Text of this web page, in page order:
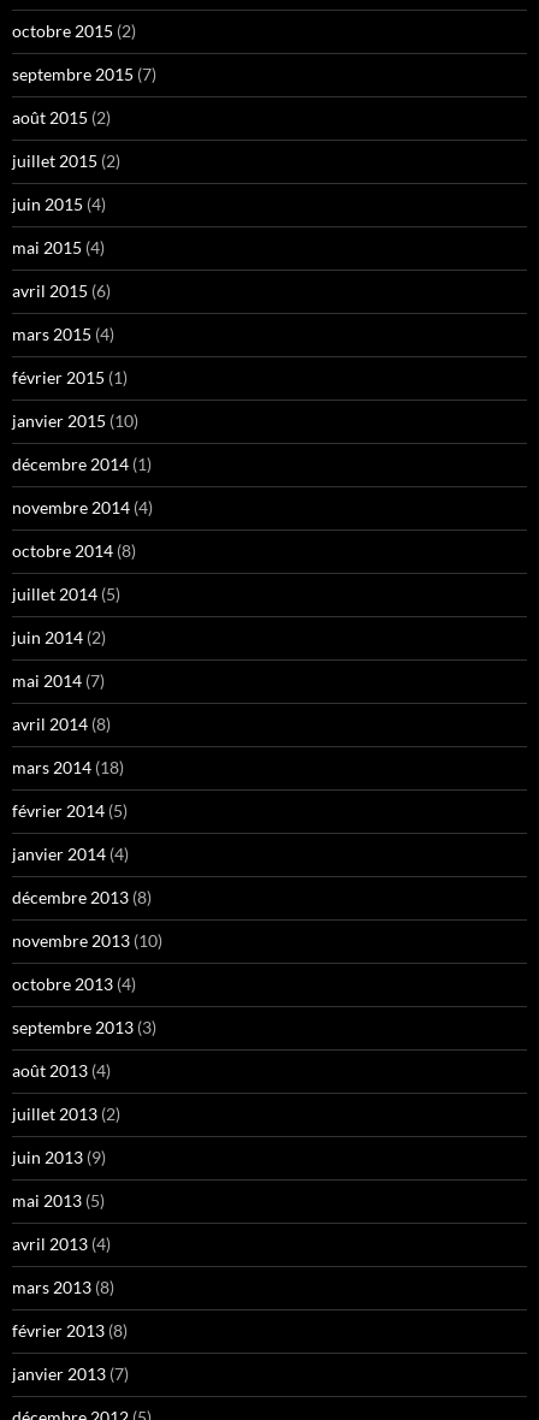
octobre 2015 (2)
septembre 2015 (7)
août 2015 (2)
juillet 2015 (2)
juin 2015 (4)
mai 2015 (4)
avril 2015 (6)
mars 2015 (4)
février 2015 (1)
janvier 2015 (10)
décembre 2014 (1)
novembre 2014 (4)
octobre 2014 (8)
juillet 2014 (5)
juin 2014 (2)
mai 2014 (7)
avril 2014 (8)
mars 2014 (18)
février 2014 (5)
janvier 2014 (4)
décembre 2013 (8)
novembre 2013 (10)
octobre 2013 (4)
septembre 2013 (3)
août 2013 (4)
juillet 2013 (2)
juin 2013 (9)
mai 2013 (5)
avril 2013 (4)
mars 2013 (8)
février 2013 (8)
janvier 2013 (7)